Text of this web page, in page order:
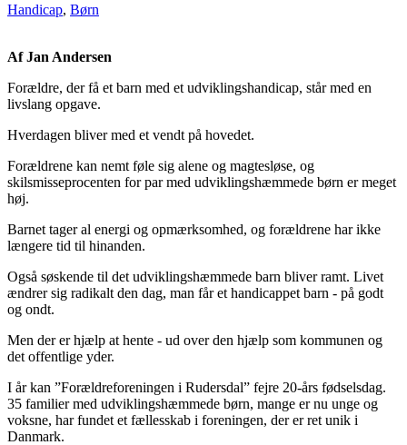
Handicap, Børn
Af Jan Andersen
Forældre, der få et barn med et udviklingshandicap, står med en
livslang opgave.
Hverdagen bliver med et vendt på hovedet.
Forældrene kan nemt føle sig alene og magtesløse, og
skilsmisseprocenten for par med udviklingshæmmede børn er meget
høj.
Barnet tager al energi og opmærksomhed, og forældrene har ikke
længere tid til hinanden.
Også søskende til det udviklingshæmmede barn bliver ramt. Livet
ændrer sig radikalt den dag, man får et handicappet barn - på godt
og ondt.
Men der er hjælp at hente - ud over den hjælp som kommunen og
det offentlige yder.
I år kan ”Forældreforeningen i Rudersdal” fejre 20-års fødselsdag.
35 familier med udviklingshæmmede børn, mange er nu unge og
voksne, har fundet et fællesskab i foreningen, der er ret unik i
Danmark.